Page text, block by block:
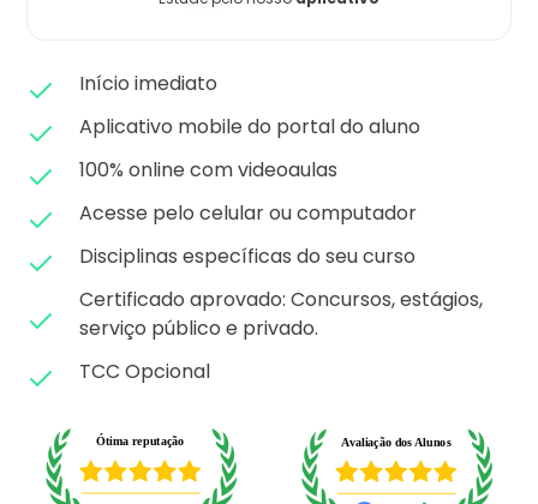
Início imediato
Aplicativo mobile do portal do aluno
100% online com videoaulas
Acesse pelo celular ou computador
Disciplinas específicas do seu curso
Certificado aprovado: Concursos, estágios,
serviço público e privado.
TCC Opcional